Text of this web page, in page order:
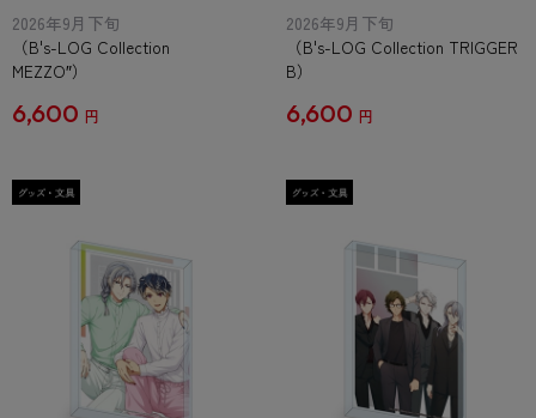
2026年9月下旬
（B's-LOG Collection
MEZZO″）
6,600 円
2026年9月下旬
（B's-LOG Collection TRIGGER
B）
6,600 円